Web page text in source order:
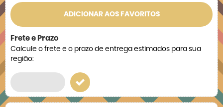
ADICIONAR AOS FAVORITOS
Frete e Prazo
Calcule o frete e o prazo de entrega estimados para sua
região: